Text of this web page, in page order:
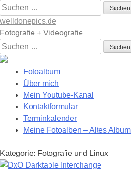
Skip
to
content
Suchen
nach:
welldonepics.de
Fotografie + Videografie
Suchen
nach:
Fotoalbum
Über mich
Mein Youtube-Kanal
Kontaktformular
Terminkalender
Meine Fotoalben – Altes Album
Kategorie: Fotografie und Linux